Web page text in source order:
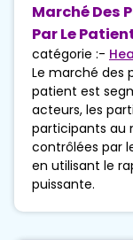
Marché Des
Par Le
catégorie :-
Le marché des
patient est
acteurs, les
participants au
contrôlées par
en utilisant le
puissante.